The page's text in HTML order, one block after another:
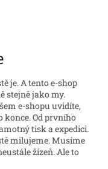
je. A tento e-shop
stejně jako my.
e-shopu uvidíte,
konce. Od prvního
tisk a expedici.
milujeme. Musíme
žízeň. Ale to